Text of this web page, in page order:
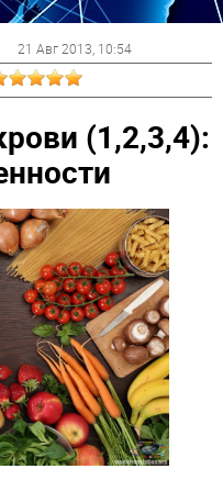
21 Авг 2013 , 10:54
(1,2,3,4):